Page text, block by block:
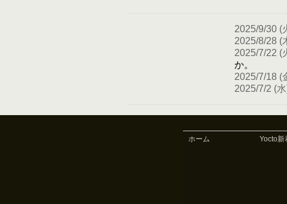
2025/9/30 (
2025/8/28 (
2025/7/22 (
か。
2025/7/18 (
2025/7/2 (
ホーム Yocto新